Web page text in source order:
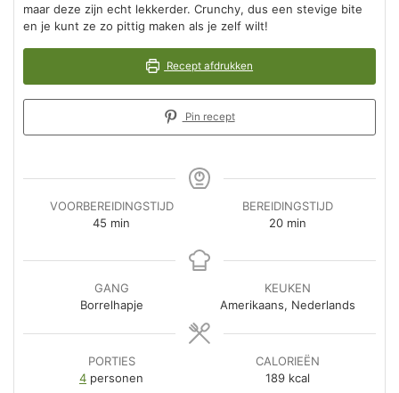
maar deze zijn echt lekkerder. Crunchy, dus een stevige bite
en je kunt ze zo pittig maken als je zelf wilt!
Recept afdrukken
Pin recept
VOORBEREIDINGSTIJD
45 minuten
min
BEREIDINGSTIJD
20minuten
min
GANG
Borrelhapje
KEUKEN
Amerikaans, Nederlands
PORTIES
4 personen
CALORIEËN
189 kcal